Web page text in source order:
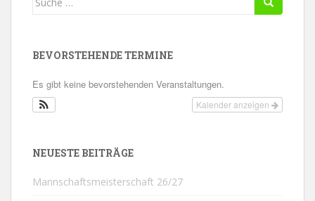
BEVORSTEHENDE TERMINE
Es gibt keine bevorstehenden Veranstaltungen.
Kalender anzeigen
NEUESTE BEITRÄGE
Mannschaftsmeisterschaft 26/27